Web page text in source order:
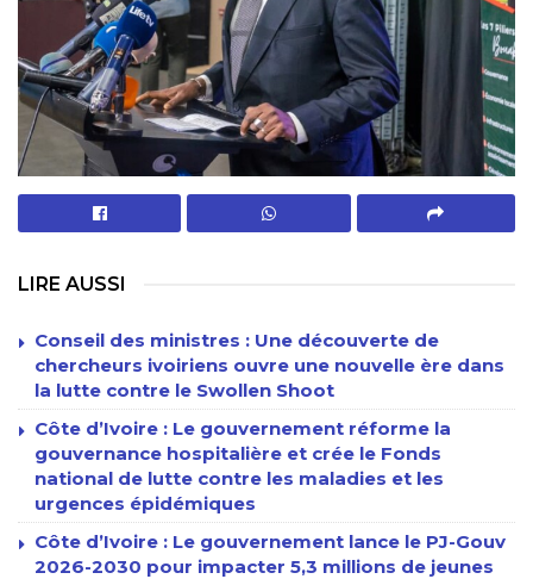
LIRE AUSSI
Conseil des ministres : Une découverte de
chercheurs ivoiriens ouvre une nouvelle ère dans
la lutte contre le Swollen Shoot
Côte d’Ivoire : Le gouvernement réforme la
gouvernance hospitalière et crée le Fonds
national de lutte contre les maladies et les
urgences épidémiques
Côte d’Ivoire : Le gouvernement lance le PJ-Gouv
2026-2030 pour impacter 5,3 millions de jeunes